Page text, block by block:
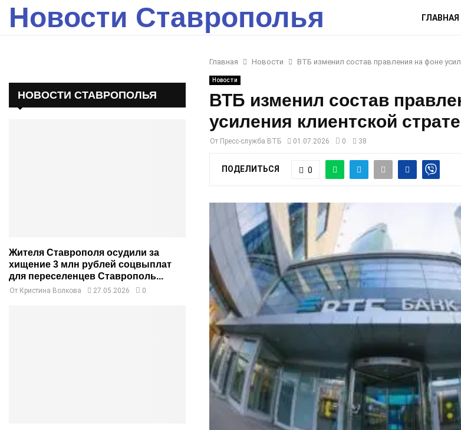
Новости Ставрополья ГЛАВНАЯ
Главная Новости ВТБ изменил состав правления на фоне
Новости
ВТБ изменил состав
усиления клиентской
От Пресс-служба ВТБ 01.07.2026 0 38
ПОДЕЛИТЬСЯ 0
НОВОСТИ СТАВРОПОЛЬЯ
Жителя Ставрополя осудили за
хищение 3 млн рублей соцвыплат
для переселенцев Ставрополь...
От Кристина Волкова 27.05.2026 0